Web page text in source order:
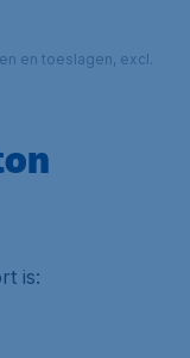
en toeslagen, excl.
is: